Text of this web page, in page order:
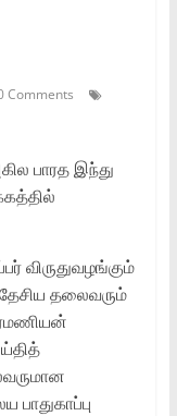
Comments
பாரத இந்து
விருதுவழங்கும்
தலைவரும்
பாதுகாப்பு